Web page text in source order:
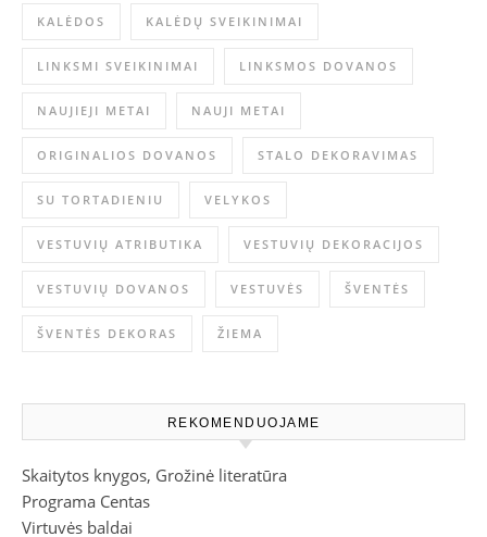
KALĖDOS KALĖDŲ SVEIKINIMAI
LINKSMI SVEIKINIMAI LINKSMOS DOVANOS
NAUJIEJI METAI NAUJI METAI
ORIGINALIOS DOVANOS STALO DEKORAVIMAS
SU TORTADIENIU VELYKOS
VESTUVIŲ ATRIBUTIKA VESTUVIŲ DEKORACIJOS
VESTUVIŲ DOVANOS VESTUVĖS ŠVENTĖS
ŠVENTĖS DEKORAS ŽIEMA
REKOMENDUOJAME
Skaitytos knygos, Grožinė literatūra
Programa Centas
Virtuvės baldai